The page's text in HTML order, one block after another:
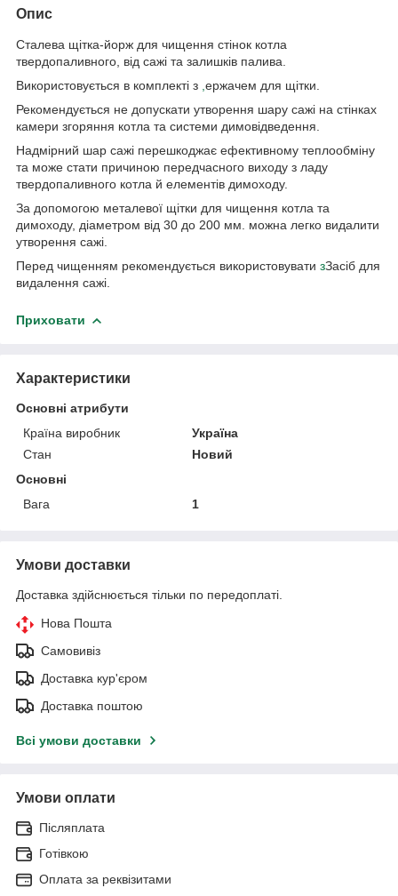
Опис
Сталева щітка-йорж для чищення стінок котла
твердопаливного, від сажі та залишків палива.
Використовується в комплекті з ержачем для щітки.
Рекомендується не допускати утворення шару сажі на стінках
камери згоряння котла та системи димовідведення.
Надмірний шар сажі перешкоджає ефективному теплообміну
та може стати причиною передчасного виходу з ладу
твердопаливного котла й елементів димоходу.
За допомогою металевої щітки для чищення котла та
димоходу, діаметром від 30 до 200 мм. можна легко видалити
утворення сажі.
Перед чищенням рекомендується використовувати зЗасіб для
видалення сажі.
Приховати
Характеристики
Основні атрибути
Країна виробник
Україна
Стан
Новий
Основні
Вага
1
Умови доставки
Доставка здійснюється тільки по передоплаті.
Нова Пошта
Самовивіз
Доставка кур'єром
Доставка поштою
Всі умови доставки
Умови оплати
Післяплата
Готівкою
Оплата за реквізитами